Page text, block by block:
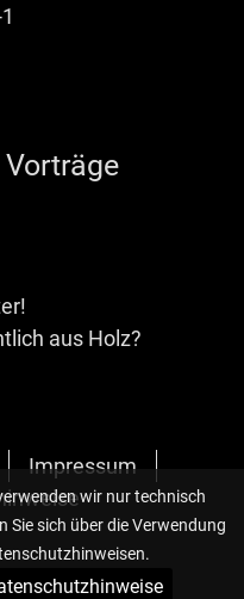
wir nur technisch
Sie sich über die Verwendung
aus Holz?
Impressum